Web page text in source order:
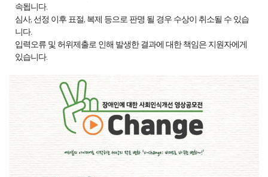
속됩니다.
심사, 선정 이후 표절, 복제 등으로 판명 될 경우 수상이 취소될 수 있습
니다.
입력오류 및 허위제출로 인해 발생한 결과에 대한 책임은 지원자에게
있습니다.